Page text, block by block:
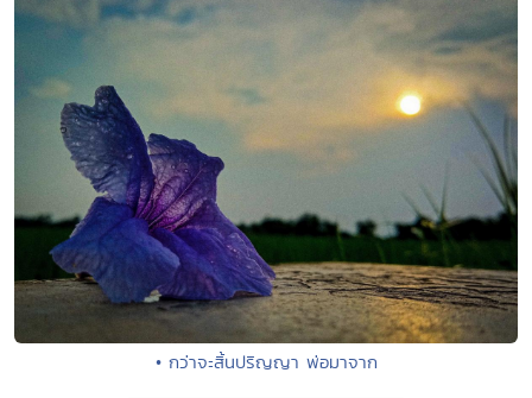
• กว่าจะสิ้นปริญญา พ่อมาจาก